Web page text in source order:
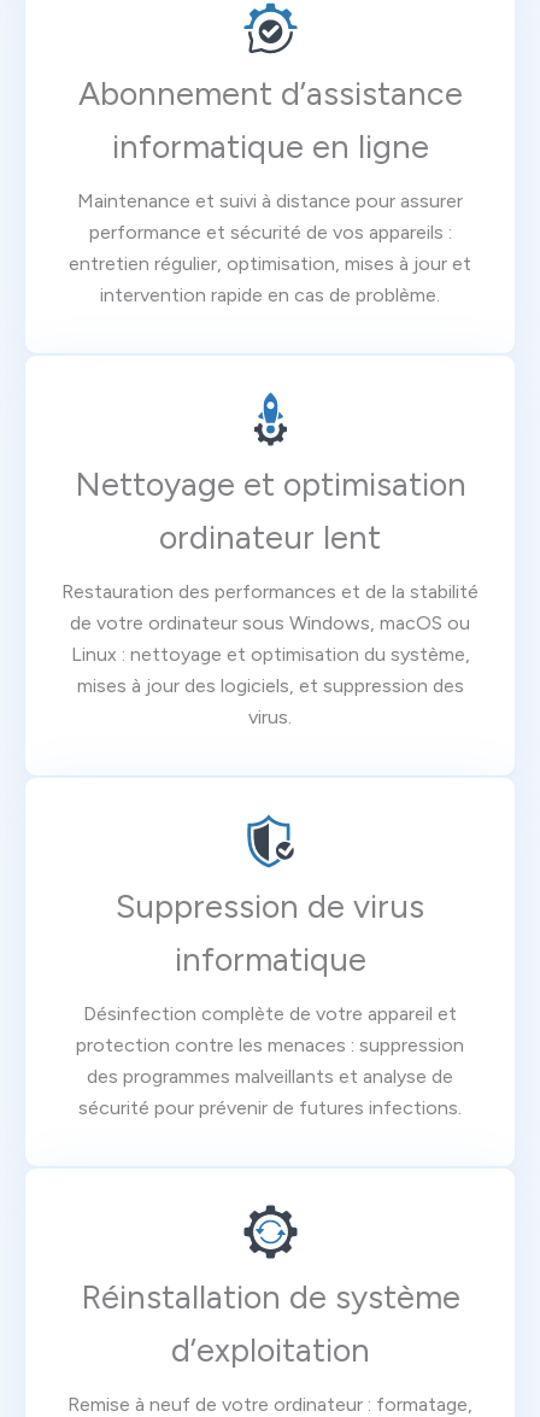
Abonnement d’assistance
informatique en ligne
Maintenance et suivi à distance pour assurer
performance et sécurité de vos appareils :
entretien régulier, optimisation, mises à jour et
intervention rapide en cas de problème.
Nettoyage et optimisation
ordinateur lent
Restauration des performances et de la stabilité
de votre ordinateur sous Windows, macOS ou
Linux : nettoyage et optimisation du système,
mises à jour des logiciels, et suppression des
virus.
Suppression de virus
informatique
Désinfection complète de votre appareil et
protection contre les menaces : suppression
des programmes malveillants et analyse de
sécurité pour prévenir de futures infections.
Réinstallation de système
d’exploitation
Remise à neuf de votre ordinateur : formatage,